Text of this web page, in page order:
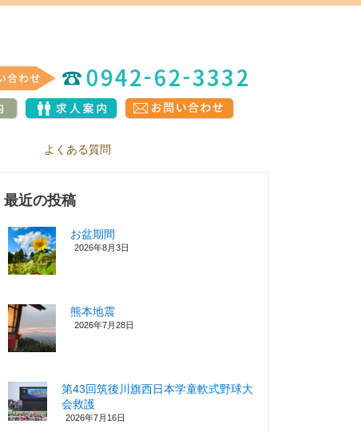
よくある質問
最近の投稿
お盆期間
2026年8月3日
熊本地震
2026年7月28日
第43回筑後川旗西日本学童軟式野球大
会救護
2026年7月16日